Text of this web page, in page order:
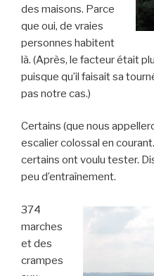
des maisons. Parce
que oui, de vraies
personnes habitent
là. (Après, le facteur était
puisque qu’il faisait sa
pas notre cas.)
Certains (que nous
escalier colossal en
certains ont voulu tester.
peu d’entraînement.
374
marches
et des
crampes